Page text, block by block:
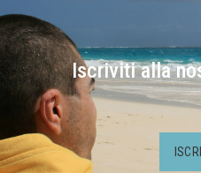
Iscriviti alla